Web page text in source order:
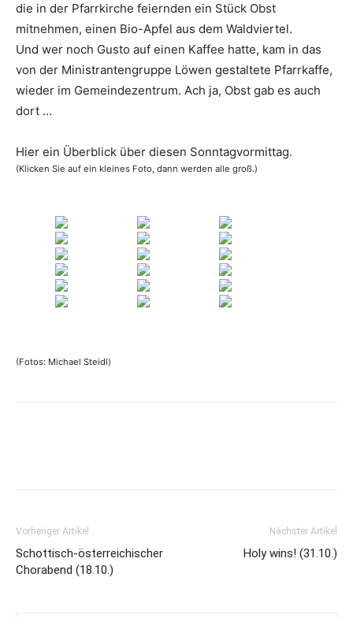
die in der Pfarrkirche feiernden ein Stück Obst
mitnehmen, einen Bio-Apfel aus dem Waldviertel.
Und wer noch Gusto auf einen Kaffee hatte, kam in das
von der Ministrantengruppe Löwen gestaltete Pfarrkaffe,
wieder im Gemeindezentrum. Ach ja, Obst gab es auch
dort …
Hier ein Überblick über diesen Sonntagvormittag.
(Klicken Sie auf ein kleines Foto, dann werden alle groß.)
(Fotos: Michael Steidl)
Vorheriger Artikel
Schottisch-österreichischer
Chorabend (18.10.)
Nächster Artikel
Holy wins! (31.10.)